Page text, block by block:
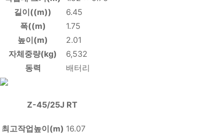
길이((m))
6.45
폭((m)
1.75
높이(m)
2.01
자체중량(kg)
6,532
동력
배터리
Z-45/25J RT
최고작업높이(m) 16.07